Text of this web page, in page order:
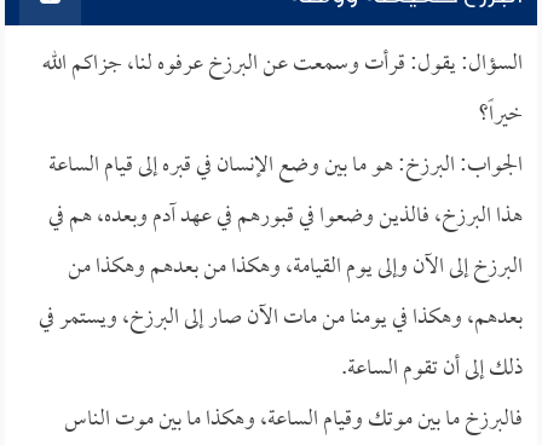
السؤال: يقول: قرأت وسمعت عن البرزخ عرفوه لنا، جزاكم الله
خيراً؟
الجواب: البرزخ: هو ما بين وضع الإنسان في قبره إلى قيام الساعة
هذا البرزخ، فالذين وضعوا في قبورهم في عهد آدم وبعده، هم في
البرزخ إلى الآن وإلى يوم القيامة، وهكذا من بعدهم وهكذا من
بعدهم، وهكذا في يومنا من مات الآن صار إلى البرزخ، ويستمر في
ذلك إلى أن تقوم الساعة.
فالبرزخ ما بين موتك وقيام الساعة، وهكذا ما بين موت الناس